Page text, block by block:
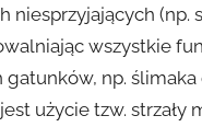
niesprzyjających (np.
wszystkie
gatunków, np.
użycie tzw. strzały